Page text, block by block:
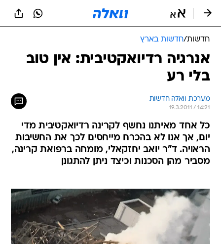
חדשות/חדשות בארץ
אנרגיה רדיואקטיבית: אין טוב
בלי רע
מערכת וואלה חדשות
19.3.2011 / 14:21
כל אחד מאיתנו נחשף לקרינה רדיואקטיבית מדי
יום, אך אנו לא בהכרח מייחסים לכך את החשיבות
הראויה. ד"ר יואב יחזקאלי, מומחה ברפואת קרינה,
מסביר מהן הסכנות וכיצד ניתן להתגונן